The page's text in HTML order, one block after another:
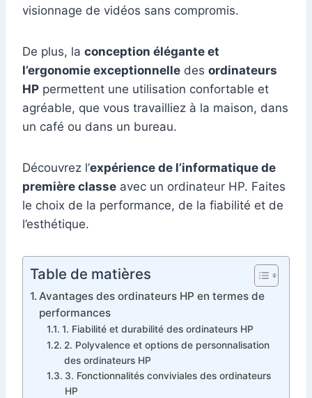
visionnage de vidéos sans compromis.
De plus, la conception élégante et
l’ergonomie exceptionnelle des ordinateurs
HP permettent une utilisation confortable et
agréable, que vous travailliez à la maison, dans
un café ou dans un bureau.
Découvrez l’expérience de l’informatique de
première classe avec un ordinateur HP. Faites
le choix de la performance, de la fiabilité et de
l’esthétique.
Table de matières
Avantages des ordinateurs HP en termes de
performances
1. Fiabilité et durabilité des ordinateurs HP
2. Polyvalence et options de personnalisation
des ordinateurs HP
3. Fonctionnalités conviviales des ordinateurs
HP